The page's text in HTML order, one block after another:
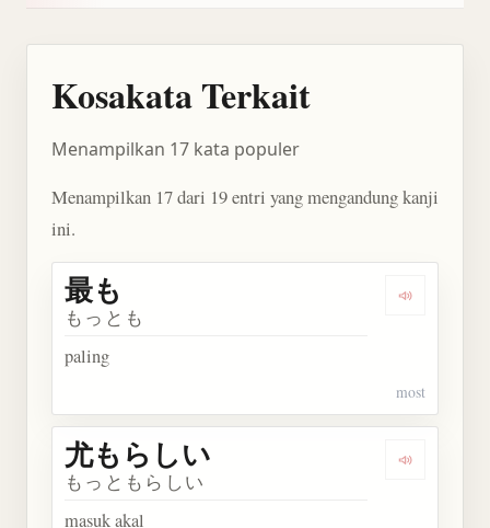
Kosakata Terkait
Menampilkan 17 kata populer
Menampilkan 17 dari 19 entri yang mengandung kanji
ini.
Dengarkan
最も
もっとも
paling
most
Dengarkan
尤もらしい
もっともらしい
masuk akal